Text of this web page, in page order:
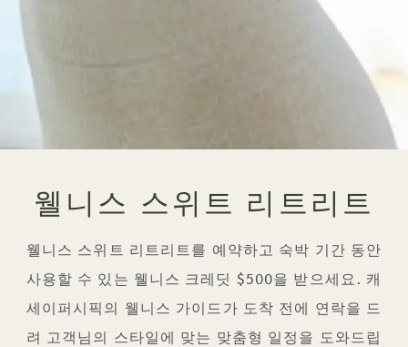
웰니스 스위트 리트리트
웰니스 스위트 리트리트를 예약하고 숙박 기간 동안
사용할 수 있는 웰니스 크레딧 $500을 받으세요. 캐
세이퍼시픽의 웰니스 가이드가 도착 전에 연락을 드
려 고객님의 스타일에 맞는 맞춤형 일정을 도와드립